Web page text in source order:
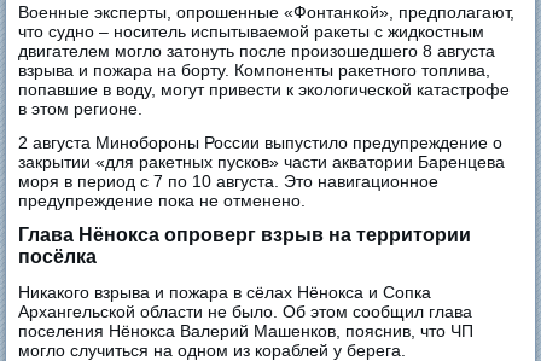
Военные эксперты, опрошенные «Фонтанкой», предполагают,
что судно – носитель испытываемой ракеты с жидкостным
двигателем могло затонуть после произошедшего 8 августа
взрыва и пожара на борту. Компоненты ракетного топлива,
попавшие в воду, могут привести к экологической катастрофе
в этом регионе.
2 августа Минобороны России выпустило предупреждение о
закрытии «для ракетных пусков» части акватории Баренцева
моря в период с 7 по 10 августа. Это навигационное
предупреждение пока не отменено.
Глава Нёнокса опроверг взрыв на территории
посёлка
Никакого взрыва и пожара в сёлах Нёнокса и Сопка
Архангельской области не было. Об этом сообщил глава
поселения Нёнокса Валерий Машенков, пояснив, что ЧП
могло случиться на одном из кораблей у берега.